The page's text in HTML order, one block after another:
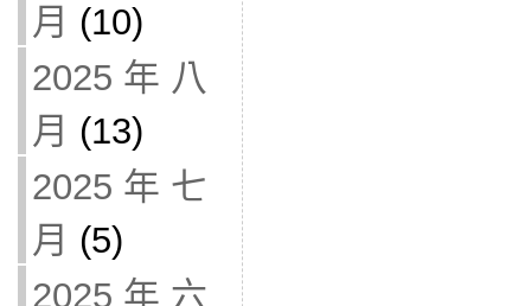
月 (10)
2025 年 八
月 (13)
2025 年 七
月 (5)
2025 年 六